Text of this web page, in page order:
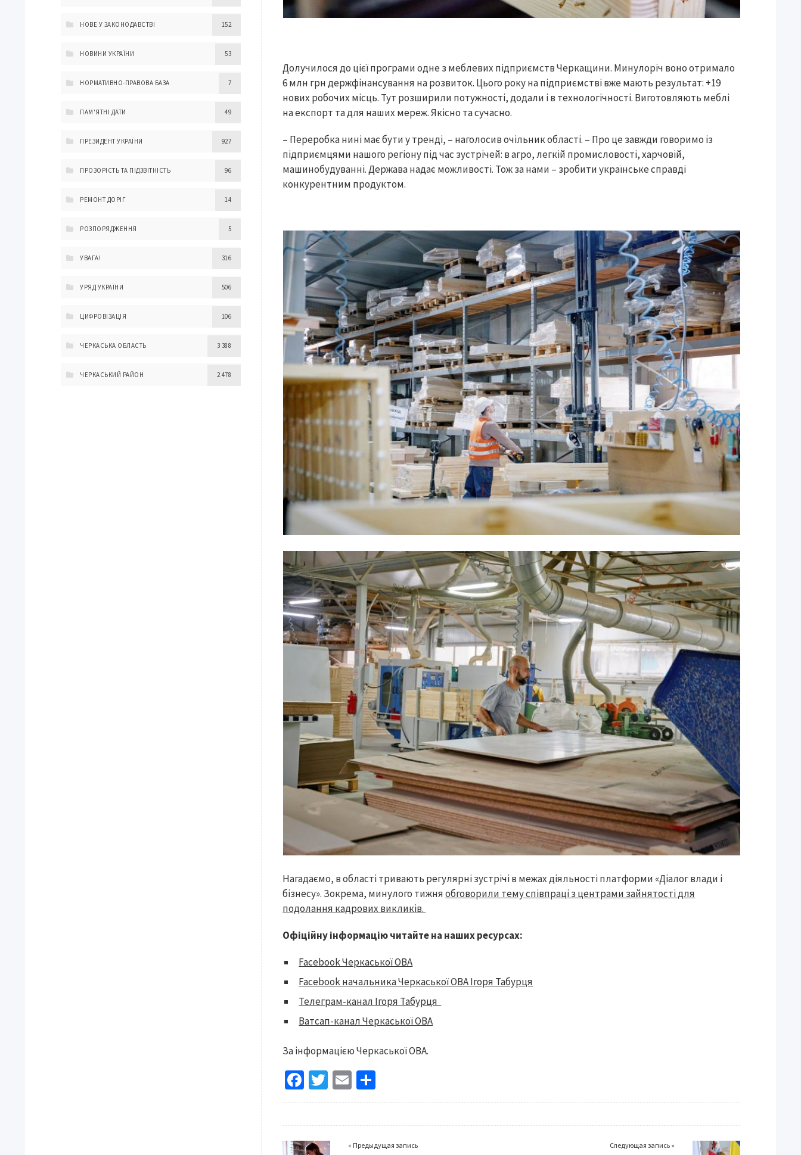
Долучилося до цієї програми одне з меблевих підприємств Черкащини. Минулоріч воно отримало
6 млн грн держфінансування на розвиток. Цього року на підприємстві вже мають результат: +19
нових робочих місць. Тут розширили потужності, додали і в технологічності. Виготовляють меблі
на експорт та для наших мереж. Якісно та сучасно.
– Переробка нині має бути у тренді, – наголосив очільник області. – Про це завжди говоримо із
підприємцями нашого регіону під час зустрічей: в агро, легкій промисловості, харчовій,
машинобудуванні. Держава надає можливості. Тож за нами – зробити українське справді
конкурентним продуктом.
Нагадаємо, в області тривають регулярні зустрічі в межах діяльності платформи «Діалог влади і
бізнесу». Зокрема, минулого тижняобговорили тему співпраці з центрами зайнятості для
подолання кадрових викликів.
Офіційну інформацію читайте на наших ресурсах:
Facebook Черкаської ОВА
Facebook начальника Черкаської ОВА Ігоря Табурця
Телеграм-канал Ігоря Табурця
Ватсап-канал Черкаської ОВА
За інформацією Черкаської ОВА.
Fa
ce
o
T
wi
er
E
m
l
h
« Предыдущая запись Следующая запись »
НОВЕ У ЗАКОНОДАВСТВІ 152
НОВИНИ УКРАЇНИ 53
НОРМАТИВНО-ПРАВОВА БАЗА 7
ПАМ'ЯТНІ ДАТИ 49
ПРЕЗИДЕНТ УКРАЇНИ 927
ПРОЗОРІСТЬ ТА ПІДЗВІТНІСТЬ 96
РЕМОНТ ДОРІГ 14
РОЗПОРЯДЖЕННЯ 5
УВАГА! 316
УРЯД УКРАЇНИ 506
ЦИФРОВІЗАЦІЯ 106
ЧЕРКАСЬКА ОБЛАСТЬ 3 388
ЧЕРКАСЬКИЙ РАЙОН 2 478